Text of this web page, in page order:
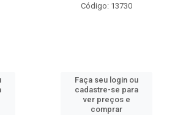
Código: 13730
Faça seu login ou
cadastre-se para
ver preços e
comprar